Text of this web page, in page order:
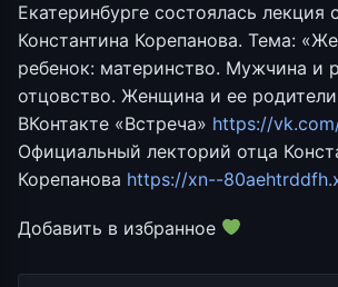
Екатеринбурге состоялась лекция
Константина Корепанова. Тема:
ребенок: материнство. Мужчина и
отцовство. Женщина и ее
ВКонтакте «Встреча» https://
Официальный лекторий отца
Корепанова https://xn--
Добавить в избранное